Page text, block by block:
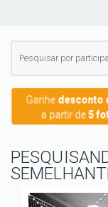
Ganhe desconto
a partir de5